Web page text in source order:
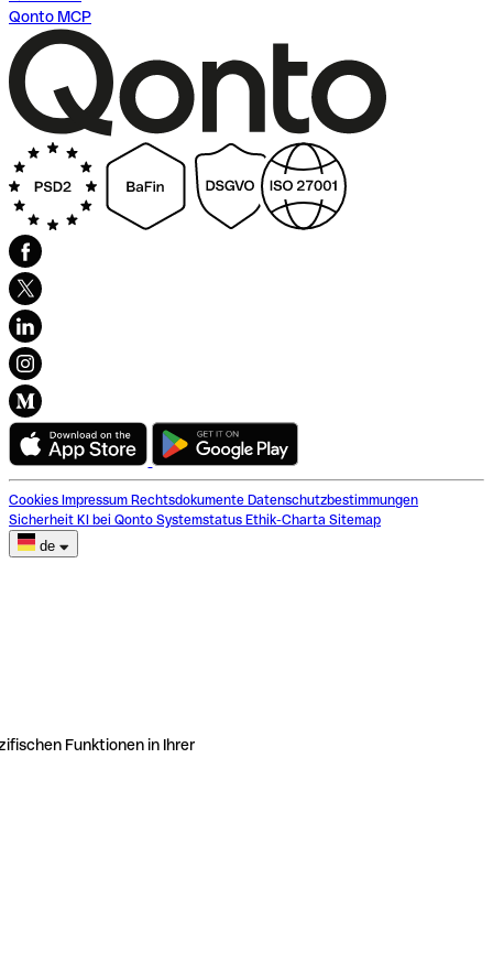
Qonto MCP
Cookies Impressum Rechtsdokumente Datenschutzbestimmungen
Sicherheit KI bei Qonto Systemstatus Ethik-Charta Sitemap
de
Funktionen in Ihrer